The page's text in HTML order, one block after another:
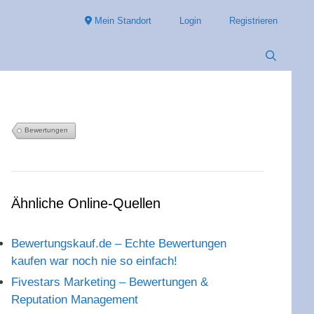
Mein Standort Login Registrieren
Bewertungen
Ähnliche Online-Quellen
Bewertungskauf.de – Echte Bewertungen
kaufen war noch nie so einfach!
Fivestars Marketing – Bewertungen &
Reputation Management